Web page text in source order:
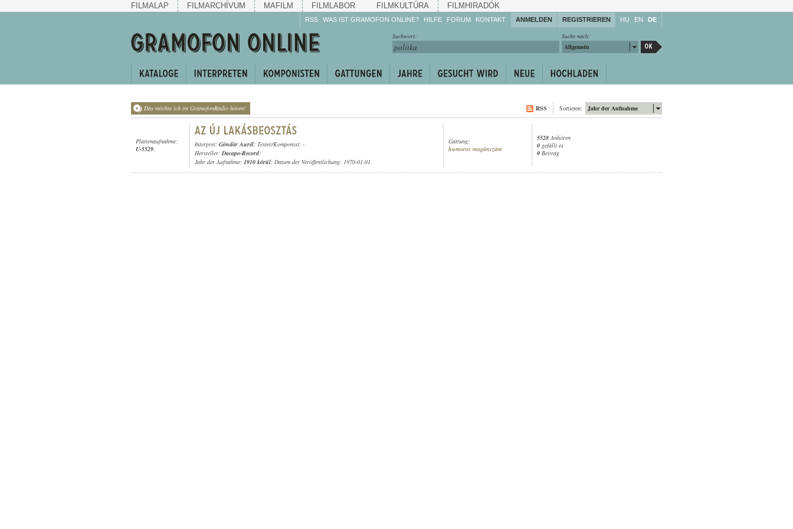
FILMALAP FILMARCHÍVUM MAFILM FILMLABOR FILMKULTÚRA FILMHIRADÓK
RSS WAS IST GRAMOFON ONLINE? HILFE
Machen Sie mit!
weiter!
FORUM KONTAKT ANMELDEN REGISTRIEREN HU EN DE
Suche nach:
Allgemein
Suchwort:
Das möchte ich im GramofonRadio hören! Jahr der Aufnahme
Sortieren:
RSS
Plattenaufnahme:
U-5529.
Interpret: Göndör Aurél; Texter/Komponist: -
Hersteller:Dacapo-Record;
Jahr der Aufnahme: 1910 körül; Datum der Veröffentlichung: 1970-01-01
Gattung:
humoros magánszám
5528 Anhören
0 gefällt es
0 Beitrag